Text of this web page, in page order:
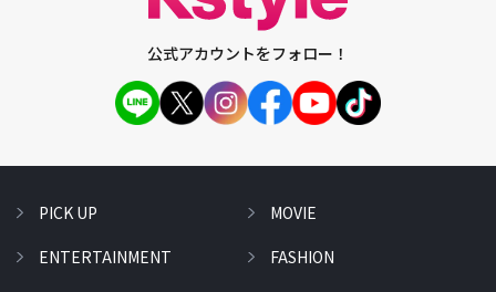
公式アカウントをフォロー！
PICK UP
ENTERTAINMENT
MOVIE
FASHION